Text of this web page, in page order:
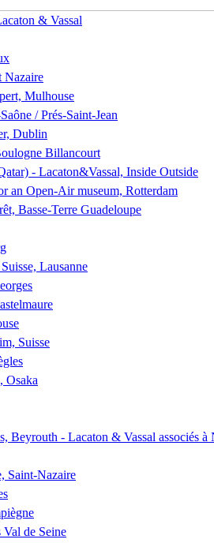
& Vassal
Nazaire
Mulhouse
/ Prés-Saint-Jean
Dublin
Billancourt
- Lacaton&Vassal, Inside Outside
an Open-Air museum, Rotterdam
Basse-Terre Guadeloupe
Lausanne
Suisse
Osaka
Beyrouth - Lacaton & Vassal associés
Saint-Nazaire
Val de Seine